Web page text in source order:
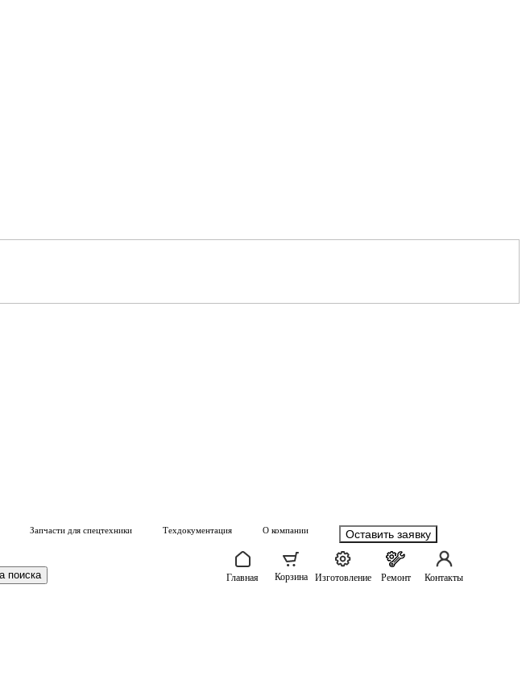
Запчасти для спецтехники Техдокументация О компании Оставить заявку
Главная Корзина Изготовление Ремонт Контакты